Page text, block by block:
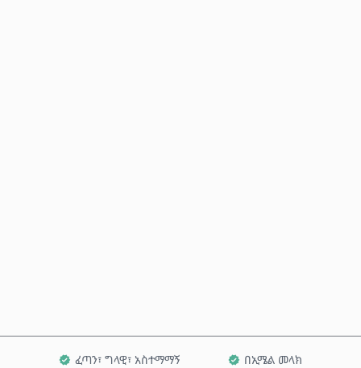
ፈጣን፣ ግላዊ፣ አስተማማኝ በኢሜል መላክ